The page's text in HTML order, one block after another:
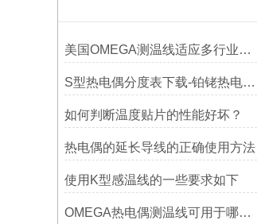
美国OMEGA测温线适应多行业需求
S型热电偶分度表下载-铂铑热电偶分度表
如何判断温度贴片的性能好坏？
热电偶的延长导线的正确使用方法
使用K型感温线的一些要求如下
OMEGA热电偶测温线可用于哪些领域